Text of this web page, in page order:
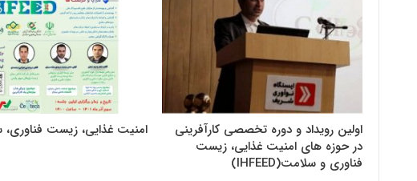
اولین رویداد و دوره تخصصی کارآفرینی
در حوزه های امنیت غذایی، زیست
فناوری و سلامت(IHFEED)
امنیت غذایی، زیست